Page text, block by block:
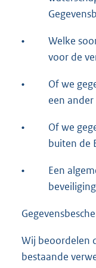
•
Welke
voor de
•
Of we
een
•
Of we
buiten de
•
Een
Wij beoordelen
bestaande